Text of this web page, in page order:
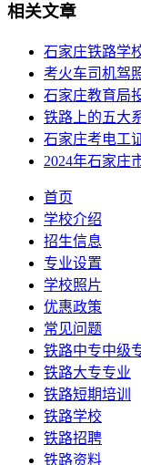
相关文章
石家庄铁路学
考火车司机驾
石家庄教育局
铁路上的五大
石家庄考电工
2024年石家庄
首页
学校介绍
招生信息
专业设置
学校照片
优惠政策
常见问题
铁路中专中级
铁路大专专业
铁路短期培训
铁路学校
铁路招聘
铁路资料